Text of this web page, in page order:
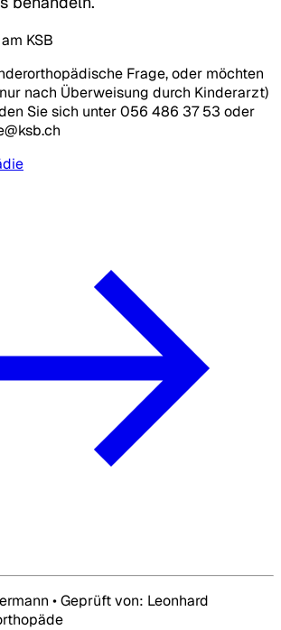
KSB
Frage, oder möchten
nach Überweisung durch Kinderarzt)
Sie sich unter 056 486 37 53 oder
• Geprüft von: Leonhard